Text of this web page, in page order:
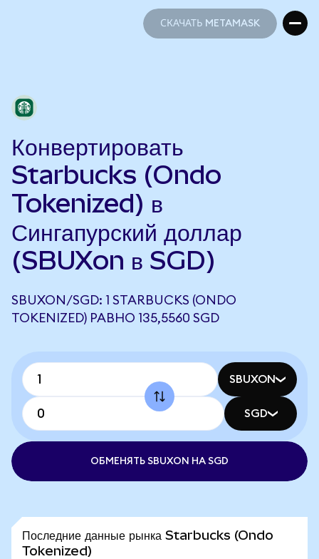
СКАЧАТЬ METAMASK
Конвертировать
Starbucks (Ondo
Tokenized) в
Сингапурский доллар
(SBUXon в SGD)
SBUXON/SGD: 1 STARBUCKS (ONDO
TOKENIZED) РАВНО 135,5560 SGD
SBUXON
SGD
ОБМЕНЯТЬ SBUXON НА SGD
Последние данные рынка Starbucks (Ondo
Tokenized)